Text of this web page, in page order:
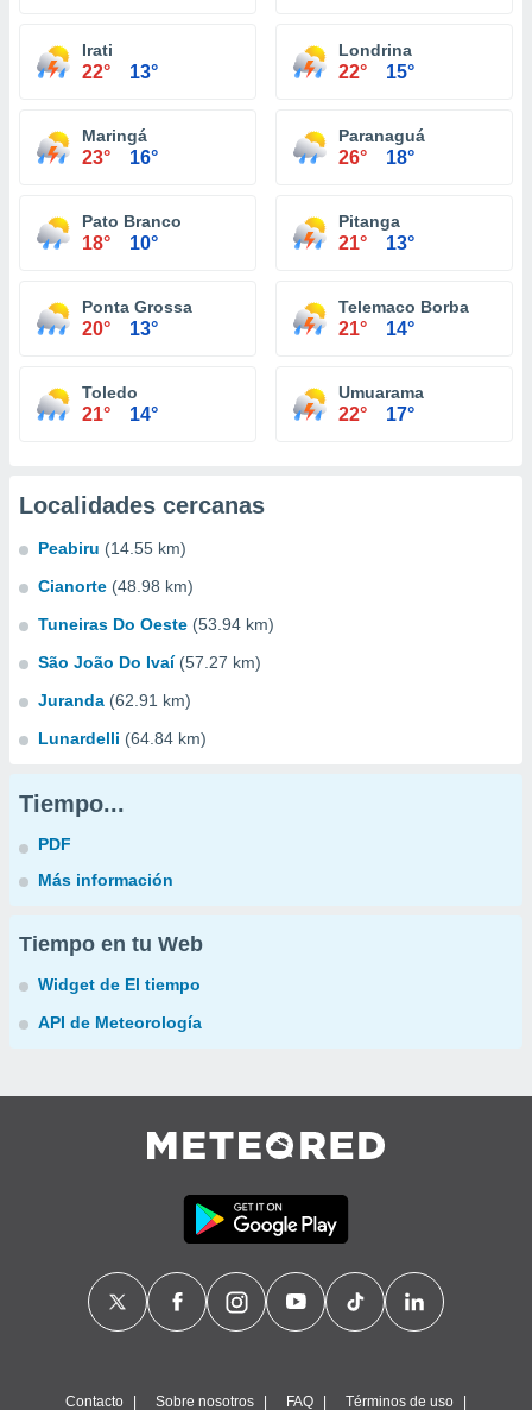
Irati
22° 13°
Londrina
22° 15°
Maringá
23° 16°
Paranaguá
26° 18°
Pato Branco
18° 10°
Pitanga
21° 13°
Ponta Grossa
20° 13°
Telemaco Borba
21° 14°
Toledo
21° 14°
Umuarama
22° 17°
Localidades cercanas
Peabiru (14.55 km)
Cianorte (48.98 km)
Tuneiras Do Oeste (53.94 km)
São João Do Ivaí (57.27 km)
Juranda (62.91 km)
Lunardelli (64.84 km)
Tiempo...
PDF
Más información
Tiempo en tu Web
Widget de El tiempo
API de Meteorología
Contacto Sobre nosotros FAQ Términos de uso